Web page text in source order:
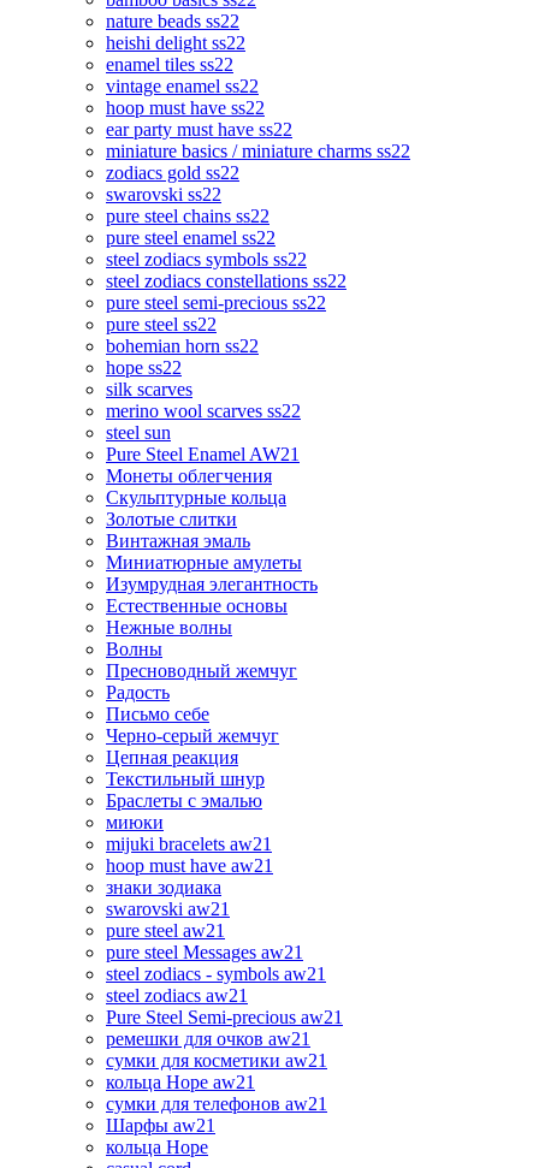
nature beads ss22
heishi delight ss22
enamel tiles ss22
vintage enamel ss22
hoop must have ss22
ear party must have ss22
miniature basics / miniature charms ss22
zodiacs gold ss22
swarovski ss22
pure steel chains ss22
pure steel enamel ss22
steel zodiacs symbols ss22
steel zodiacs constellations ss22
pure steel semi-precious ss22
pure steel ss22
bohemian horn ss22
hope ss22
silk scarves
merino wool scarves ss22
steel sun
Pure Steel Enamel AW21
Монеты облегчения
Скульптурные кольца
Золотые слитки
Винтажная эмаль
Миниатюрные амулеты
Изумрудная элегантность
Естественные основы
Нежные волны
Волны
Пресноводный жемчуг
Радость
Письмо себе
Черно-серый жемчуг
Цепная реакция
Текстильный шнур
Браслеты с эмалью
миюки
mijuki bracelets aw21
hoop must have aw21
знаки зодиака
swarovski aw21
pure steel aw21
pure steel Messages aw21
steel zodiacs - symbols aw21
steel zodiacs aw21
Pure Steel Semi-precious aw21
ремешки для очков aw21
сумки для косметики aw21
кольца Hope aw21
сумки для телефонов aw21
Шарфы aw21
кольца Hope